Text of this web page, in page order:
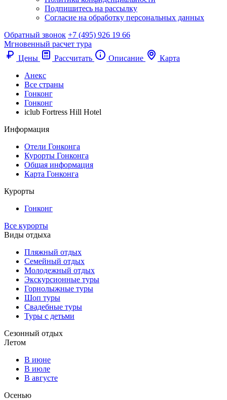
Подпишитесь на рассылку
Согласие на обработку персональных данных
Обратный звонок +7 (495) 926 19 66
Мгновенный расчет тура
Цены
Рассчитать Описание
Карта
Анекс
Все страны
Гонконг
Гонконг
iclub Fortress Hill Hotel
Информация
Отели Гонконга
Курорты Гонконга
Общая информация
Карта Гонконга
Курорты
Гонконг
Все курорты
Виды отдыха
Пляжный отдых
Семейный отдых
Молодежный отдых
Экскурсионные туры
Горнолыжные туры
Шоп туры
Свадебные туры
Туры с детьми
Сезонный отдых
Летом
В июне
В июле
В августе
Осенью